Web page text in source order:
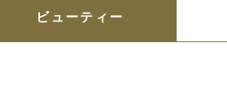
ビューティー